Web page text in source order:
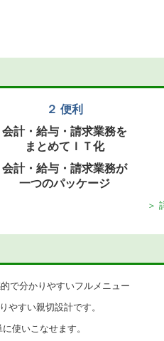
２ 便利
会計・給与・請求業務を
まとめてＩＴ化
会計・給与・請求業務が
一つのパッケージ
＞
やすい親切設計です。
使いこなせます。